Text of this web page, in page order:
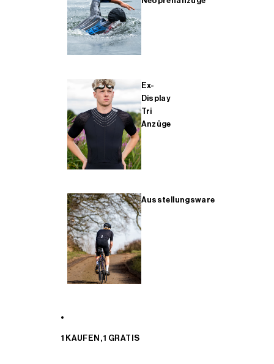
Ex-
Display
Tri
Anzüge
Ausstellungsware
1 KAUFEN, 1 GRATIS